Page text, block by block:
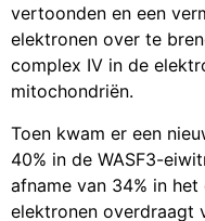
vertoonden en een
elektronen over te
complex IV in de
mitochondriën.
Toen kwam er een
40% in de WASF3-
afname van 34% in
elektronen overdraagt